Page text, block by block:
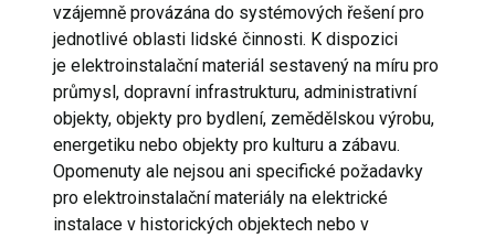
vzájemně provázána do systémových řešení pro
jednotlivé oblasti lidské činnosti. K dispozici
je elektroinstalační materiál sestavený na míru pro
průmysl, dopravní infrastrukturu, administrativní
objekty, objekty pro bydlení, zemědělskou výrobu,
energetiku nebo objekty pro kulturu a zábavu.
Opomenuty ale nejsou ani specifické požadavky
pro elektroinstalační materiály na elektrické
instalace v historických objektech nebo v